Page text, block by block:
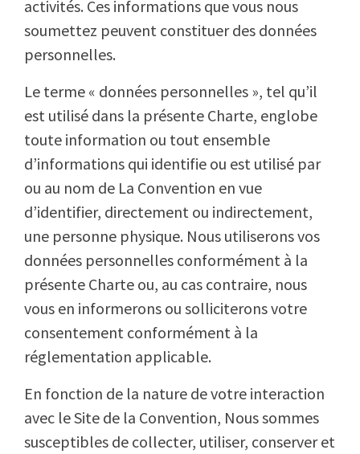
activités. Ces informations que vous nous
soumettez peuvent constituer des données
personnelles.
Le terme « données personnelles », tel qu’il
est utilisé dans la présente Charte, englobe
toute information ou tout ensemble
d’informations qui identifie ou est utilisé par
ou au nom de La Convention en vue
d’identifier, directement ou indirectement,
une personne physique. Nous utiliserons vos
données personnelles conformément à la
présente Charte ou, au cas contraire, nous
vous en informerons ou solliciterons votre
consentement conformément à la
réglementation applicable.
En fonction de la nature de votre interaction
avec le Site de la Convention, Nous sommes
susceptibles de collecter, utiliser, conserver et